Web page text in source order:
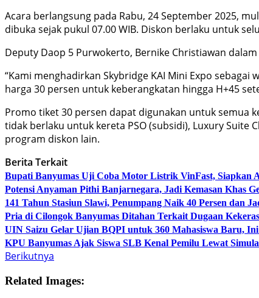
Acara berlangsung pada Rabu, 24 September 2025,
dibuka sejak pukul 07.00 WIB. Diskon berlaku untuk
Deputy Daop 5 Purwokerto, Bernike Christiawan
“Kami menghadirkan Skybridge KAI Mini Expo
harga 30 persen untuk keberangkatan hingga H+45
Promo tiket 30 persen dapat digunakan untuk semua
tidak berlaku untuk kereta PSO (subsidi), Luxury Suite
program diskon lain.
Berita Terkait
Bupati Banyumas Uji Coba Motor Listrik VinFast, Siapkan
Potensi Anyaman Pithi Banjarnegara, Jadi Kemasan Khas
141 Tahun Stasiun Slawi, Penumpang Naik 40 Persen dan
Pria di Cilongok Banyumas Ditahan Terkait Dugaan
UIN Saizu Gelar Ujian BQPI untuk 360 Mahasiswa Baru,
KPU Banyumas Ajak Siswa SLB Kenal Pemilu Lewat
Berikutnya
Related Images: